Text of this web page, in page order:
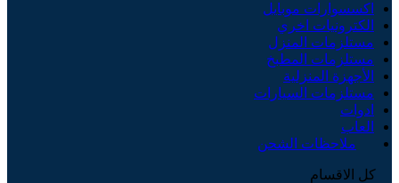
اكسسوارات موبايل
الكترونيات اخري
مستلزمات المنزل
مستلزمات المطبخ
الأجهزة المنزلية
مستلزمات السيارات
ادوات
العاب
ملاحظات الشحن
كل الاقسام